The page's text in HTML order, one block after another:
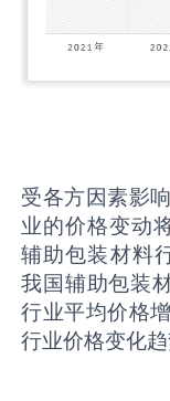
受各方因素影
业的价格变动
辅助包装材料
我国辅助包装
行业平均价格
行业价格变化